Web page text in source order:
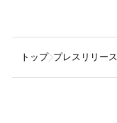
トップ プレスリリース